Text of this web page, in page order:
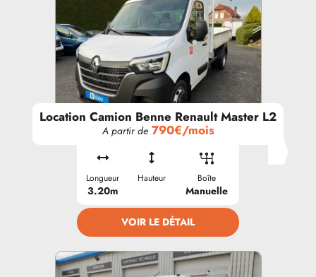
Location Camion Benne Renault Master L2
A partir de 790€/mois
Longueur
3.20m
Hauteur Boîte
Manuelle
VOIR LE DÉTAIL